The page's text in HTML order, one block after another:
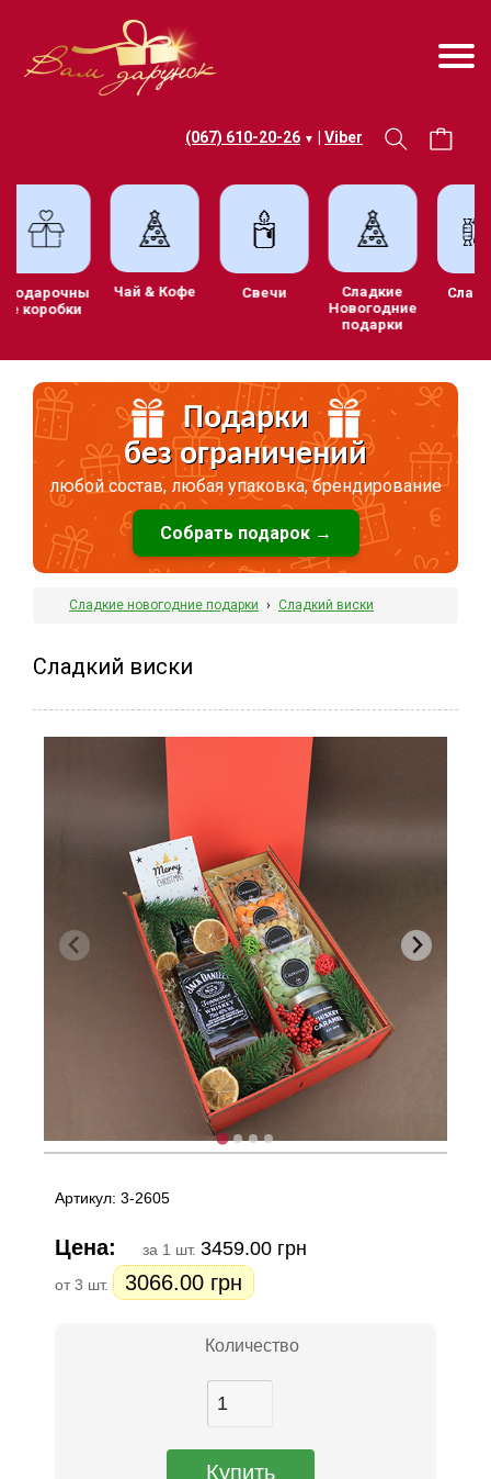
(067) 610-20-26 ▼ Viber
Подарочны
е коробки
Чай & Кофе
Сладкие
Новогодние
подарки
Подарки
без ограничений
любой состав, любая упаковка, брендирование
Собрать подарок →
Сладкие новогодние подарки › Сладкий виски
Сладкий виски
Артикул: 3-2605
Цена: за 1 шт. 3459.00 грн
от 3 шт. 3066.00 грн
Количество